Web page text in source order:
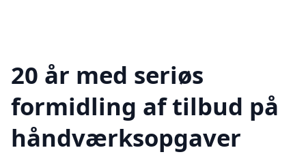
20 år med seriøs
formidling af tilbud på
håndværksopgaver